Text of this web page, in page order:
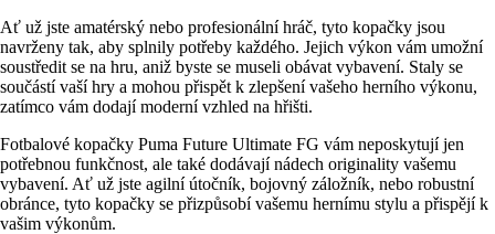
Ať už jste amatérský nebo profesionální hráč, tyto kopačky jsou
navrženy tak, aby splnily potřeby každého. Jejich výkon vám umožní
soustředit se na hru, aniž byste se museli obávat vybavení. Staly se
součástí vaší hry a mohou přispět k zlepšení vašeho herního výkonu,
zatímco vám dodají moderní vzhled na hřišti.
Fotbalové kopačky Puma Future Ultimate FG vám neposkytují jen
potřebnou funkčnost, ale také dodávají nádech originality vašemu
vybavení. Ať už jste agilní útočník, bojovný záložník, nebo robustní
obránce, tyto kopačky se přizpůsobí vašemu hernímu stylu a přispějí k
vašim výkonům.